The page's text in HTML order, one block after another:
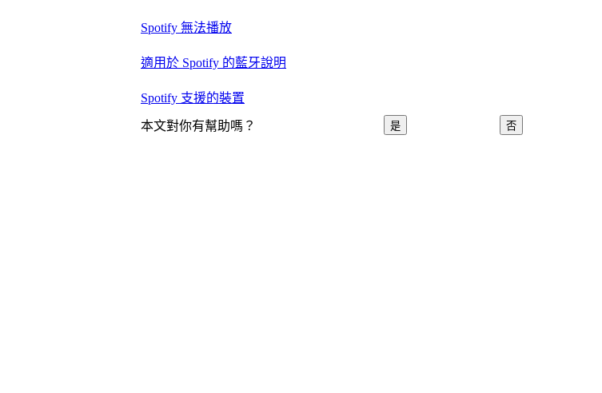
Spotify 無法播放
適用於 Spotify 的藍牙說明
Spotify 支援的裝置
本文對你有幫助嗎？ 是 否